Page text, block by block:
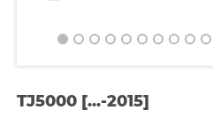
TJ5000 [...-2015]